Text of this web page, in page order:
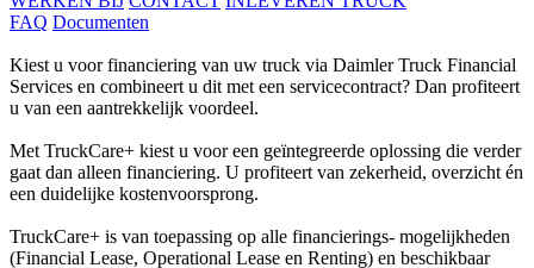
FAQ Documenten
Kiest u voor financiering van uw truck via Daimler Truck Financial
Services en combineert u dit met een servicecontract? Dan profiteert
u van een aantrekkelijk voordeel.
Met TruckCare+ kiest u voor een geïntegreerde oplossing die verder
gaat dan alleen financiering. U profiteert van zekerheid, overzicht én
een duidelijke kostenvoorsprong.
TruckCare+ is van toepassing op alle financierings- mogelijkheden
(Financial Lease, Operational Lease en Renting) en beschikbaar